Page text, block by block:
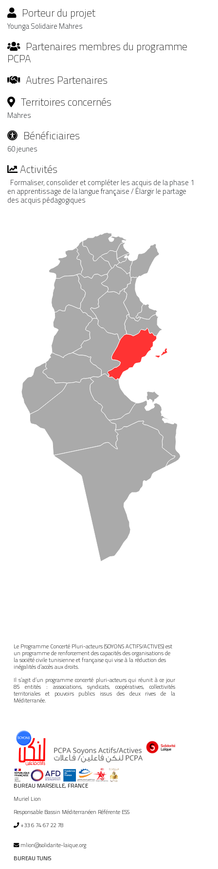
Porteur du projet
Younga Solidaire Mahres
Partenaires membres du programme
PCPA
Autres Partenaires
Territoires concernés
Mahres
Bénéficiaires
60 jeunes
Activités
Formaliser, consolider et compléter les acquis de la phase 1
en apprentissage de la langue française / Élargir le partage
des acquis pédagogiques
Le Programme Concerté Pluri-acteurs (SOYONS ACTIFS/ACTIVES) est
un programme de renforcement des capacités des organisations de
la société civile tunisienne et française qui vise à la réduction des
inégalités d’accès aux droits.
Il s’agit d’un programme concerté pluri-acteurs qui réunit à ce jour
85 entités : associations, syndicats, coopératives, collectivités
territoriales et pouvoirs publics issus des deux rives de la
Méditerranée.
BUREAU MARSEILLE, FRANCE
Muriel Lion
Responsable Bassin Méditerranéen Référente ESS
+33 6 74 67 22 78
mlion@solidarite-laique.org
BUREAU TUNIS